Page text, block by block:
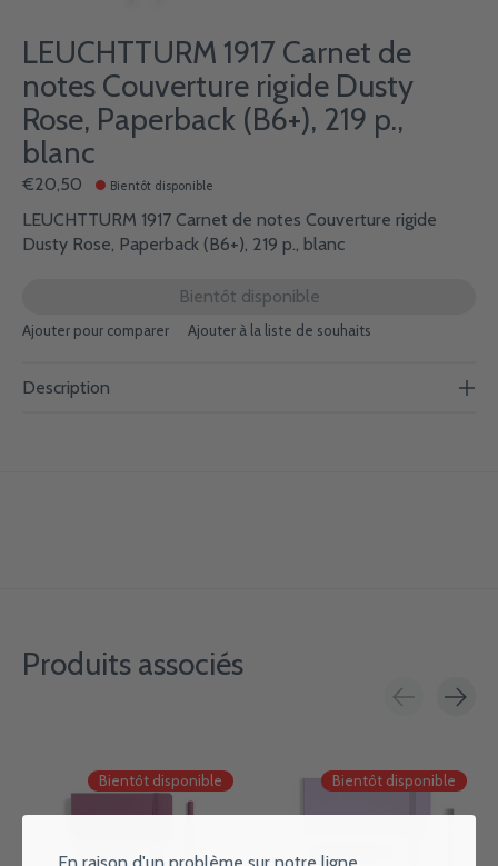
LEUCHTTURM 1917 Carnet de
notes Couverture rigide Dusty
Rose, Paperback (B6+), 219 p.,
blanc
€20,50 Bientôt disponible
LEUCHTTURM 1917 Carnet de notes Couverture rigide
Dusty Rose, Paperback (B6+), 219 p., blanc
Bientôt disponible
Ajouter pour comparer Ajouter à la liste de souhaits
Description
Produits associés
Bientôt disponible Bientôt disponible